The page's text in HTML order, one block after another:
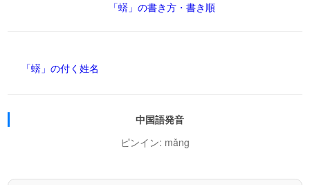
「蠎」の書き方・書き順
「蠎」の付く姓名
中国語発音
ピンイン: mǎng